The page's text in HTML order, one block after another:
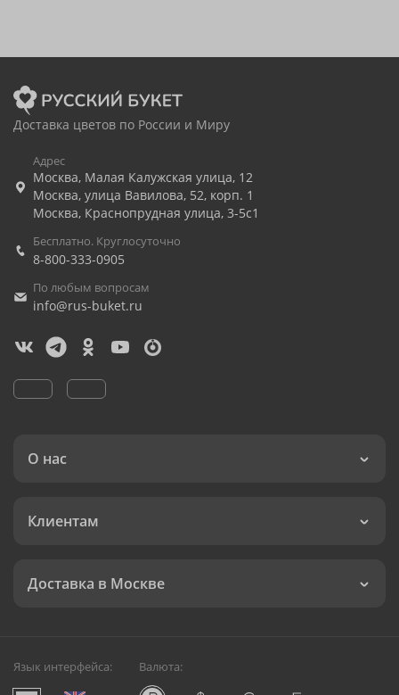
Доставка цветов по России и Миру
Адрес
Москва, Малая Калужская улица, 12
Москва, улица Вавилова, 52, корп. 1
Москва, Краснопрудная улица, 3-5с1
Бесплатно. Круглосуточно
8-800-333-0905
По любым вопросам
info@rus-buket.ru
О нас
Клиентам
Доставка в Москве
Язык интерфейса: Валюта: